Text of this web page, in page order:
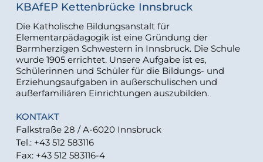
KBAfEP Kettenbrücke Innsbruck
Die Katholische Bildungsanstalt für
Elementarpädagogik ist eine Gründung der
Barmherzigen Schwestern in Innsbruck. Die Schule
wurde 1905 errichtet. Unsere Aufgabe ist es,
Schülerinnen und Schüler für die Bildungs- und
Erziehungsaufgaben in außerschulischen und
außerfamiliären Einrichtungen auszubilden.
KONTAKT
Falkstraße 28 / A-6020 Innsbruck
Tel.: +43 512 583116
Fax: +43 512 583116-4